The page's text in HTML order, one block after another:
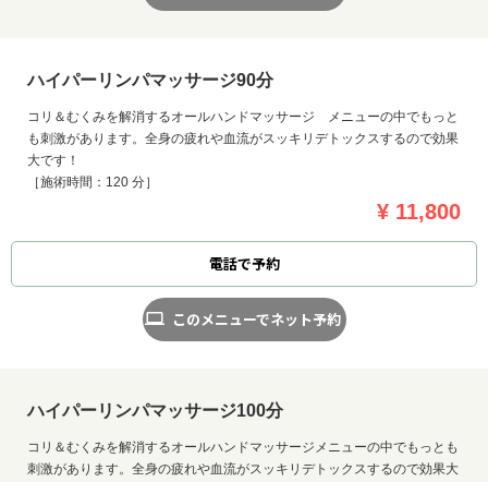
ハイパーリンパマッサージ90分
コリ＆むくみを解消するオールハンドマッサージ メニューの中でもっと
も刺激があります。全身の疲れや血流がスッキリデトックスするので効果
大です！
［施術時間：120 分］
¥ 11,800
電話で予約
このメニューでネット予約
ハイパーリンパマッサージ100分
コリ＆むくみを解消するオールハンドマッサージメニューの中でもっとも
刺激があります。全身の疲れや血流がスッキリデトックスするので効果大